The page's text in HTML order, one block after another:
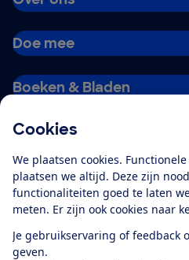
Cookies
We plaatsen cookies.
plaatsen we altijd. Deze zijn
functionaliteiten goed te laten
meten. Er zijn ook cookies naar
Je gebruikservaring of feedback
geven.
Doe mee
Boeken & Bladen
Alles over de
app